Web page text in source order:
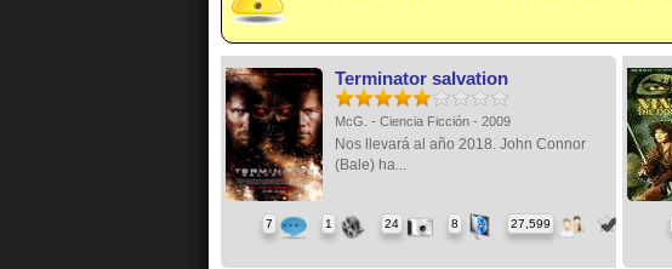
Terminator salvation
McG. - Ciencia Ficción - 2009
Nos llevará al año 2018. John Connor
(Bale) ha...
7 1 24 8 27,599